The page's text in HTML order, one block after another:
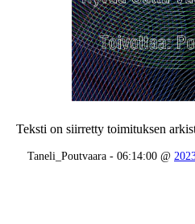
Teksti on siirretty toimituksen
Taneli_Poutvaara - 06:14:00 @